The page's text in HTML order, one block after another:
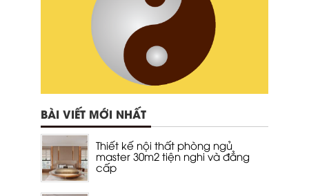
BÀI VIẾT MỚI NHẤT
Thiết kế nội thất phòng ngủ
master 30m2 tiện nghi và đẳng
cấp